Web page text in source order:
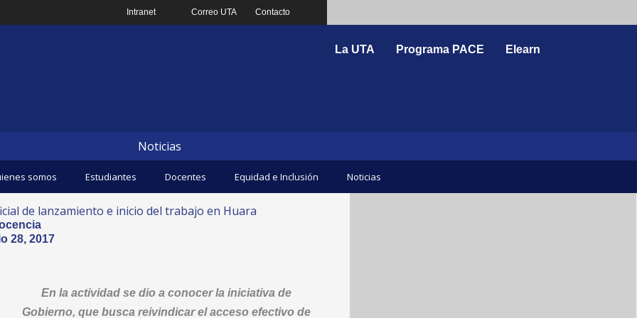
Intranet Correo UTA Contacto
La UTA Programa PACE Elearn
Noticias
somos Estudiantes Docentes Equidad e Inclusión Noticias
de lanzamiento e inicio del trabajo en Huara
28, 2017
En la actividad se dio a conocer la iniciativa de
Gobierno, que busca reivindicar el acceso efectivo de